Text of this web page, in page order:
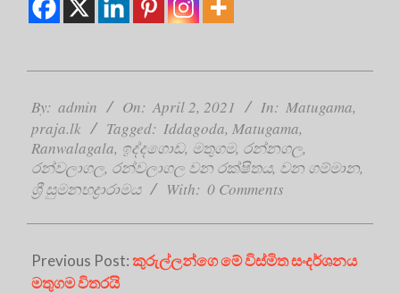
04-
02
By: admin On: April 2, 2021 In: Matugama,
praja.lk
Tagged: Iddagoda, Matugama,
Ranwalagala, ඉද්දගොඩ, මතුගම, රන්නගල,
රන්වලාගල, රන්වලාගල වන රක්ෂිතය, වන ගම්මාන,
ශ්‍රී සුමනභද්‍රාරාමය
With: 0 Comments
Previous Post:කුරුල්ලන්ගෙ මේ විස්මිත සංදර්ශනය
මතුගම විතරයි